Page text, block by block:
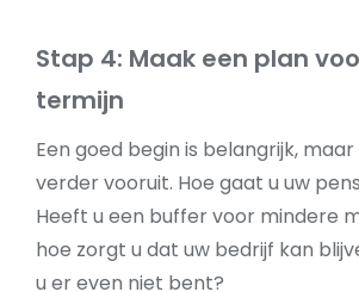
Stap 4: Maak een plan
termijn
Een goed begin is belangrijk,
verder vooruit. Hoe gaat u uw
Heeft u een buffer voor mindere
hoe zorgt u dat uw bedrijf kan
u er even niet bent?